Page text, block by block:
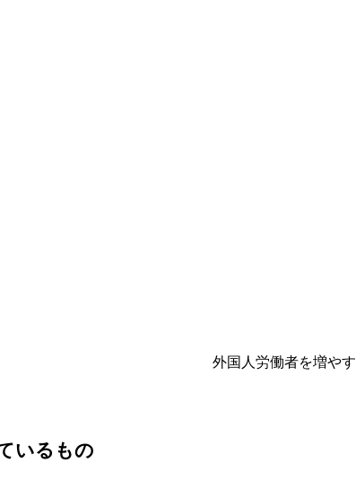
ているもの 外国人労働者を増やす前に、
論」に欠けているもの 外国